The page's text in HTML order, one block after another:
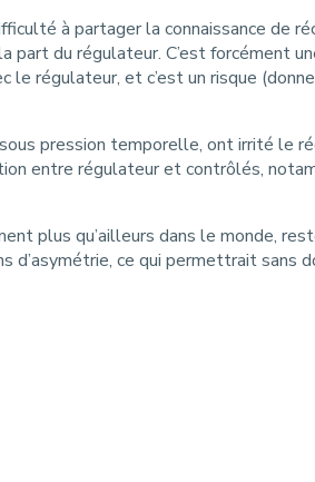
à partager la connaissance de
du régulateur. C’est forcément
régulateur, et c’est un risque
pression temporelle, ont irrité le
entre régulateur et contrôlés,
plus qu’ailleurs dans le monde,
d’asymétrie, ce qui permettrait